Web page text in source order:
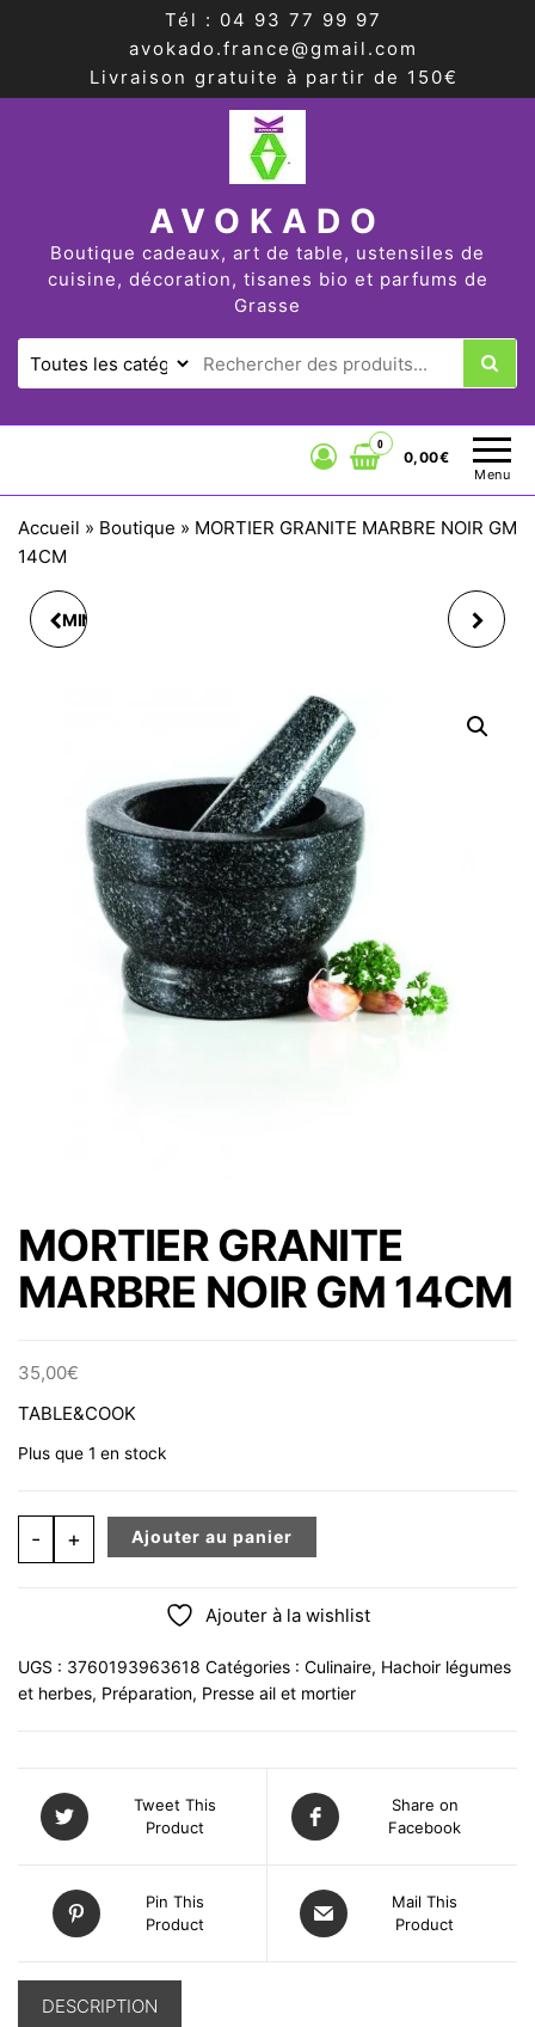
Tél : 04 93 77 99 97
avokado.france@gmail.com
Livraison gratuite à partir de 150€
AVOKADO
Boutique cadeaux, art de table, ustensiles de
cuisine, décoration, tisanes bio et parfums de
Grasse
Menu
0
0,00€
Accueil » Boutique » MORTIER GRANITE MARBRE NOIR GM
14CM
MINI SALADIER FOREST,
SILICONE 30X17.5
MORTIER GRANITE
MARBRE NOIR GM 14CM
35,00€
TABLE&COOK
Plus que 1 en stock
- quantité de MORTIER GRANITE MARBRE NOIR GM 14CM
+ Ajouter au panier
Ajouter à la wishlist
UGS : 3760193963618 Catégories : Culinaire, Hachoir légumes
et herbes, Préparation, Presse ail et mortier
Tweet This
Product
Share on
Facebook
Pin This
Product
Mail This
Product
DESCRIPTION